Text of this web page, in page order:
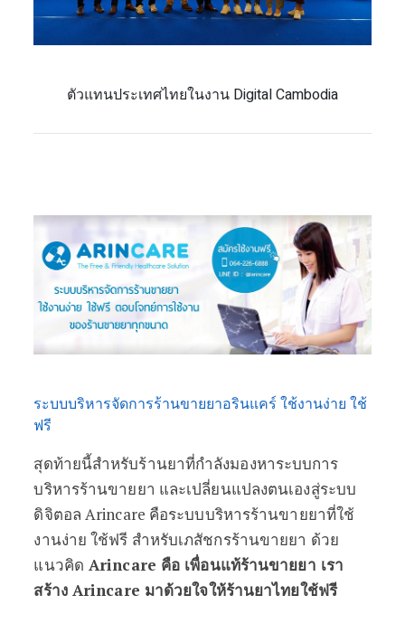
ตัวแทนประเทศไทยในงาน Digital Cambodia
ระบบบริหารจัดการร้านขายยาอรินแคร์ ใช้งานง่าย ใช้
ฟรี
สุดท้ายนี้สำหรับร้านยาที่กำลังมองหาระบบการ
บริหารร้านขายยา และเปลี่ยนแปลงตนเองสู่ระบบ
ดิจิตอล Arincare คือระบบบริหารร้านขายยาที่ใช้
งานง่าย ใช้ฟรี สำหรับเภสัชกรร้านขายยา ด้วย
แนวคิด Arincare คือ เพื่อนแท้ร้านขายยา เรา
สร้าง Arincare มาด้วยใจให้ร้านยาไทยใช้ฟรี